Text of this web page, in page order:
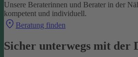
Unsere Beraterinnen und Berater in der
kompetent und individuell.
Beratung finden
Sicher unterwegs mit der